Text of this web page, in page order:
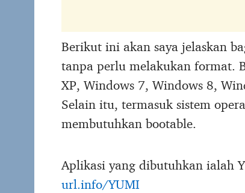
Berikut ini akan saya jelaskan
tanpa perlu melakukan format.
XP, Windows 7, Windows 8,
Selain itu, termasuk sistem
membutuhkan bootable.
Aplikasi yang dibutuhkan ialah
url.info/YUMI